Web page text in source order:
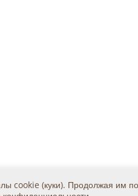
cookie (куки). Продолжая им